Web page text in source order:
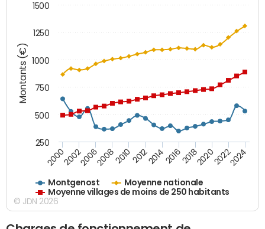
Montants (€)
Montgenost
Moyenne nationale
Moyenne villages de moins de 250 habitants
200020022006200820102012201420162018202020222024
250
500
750
1000
1250
1500
© JDN 2026